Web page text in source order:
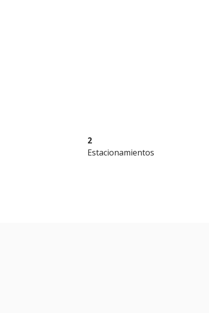
2
Estacionamientos